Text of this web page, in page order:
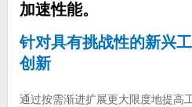
加速性能。
针对具有挑战性的新兴
创新
通过按需渐进扩展更大限度地提高